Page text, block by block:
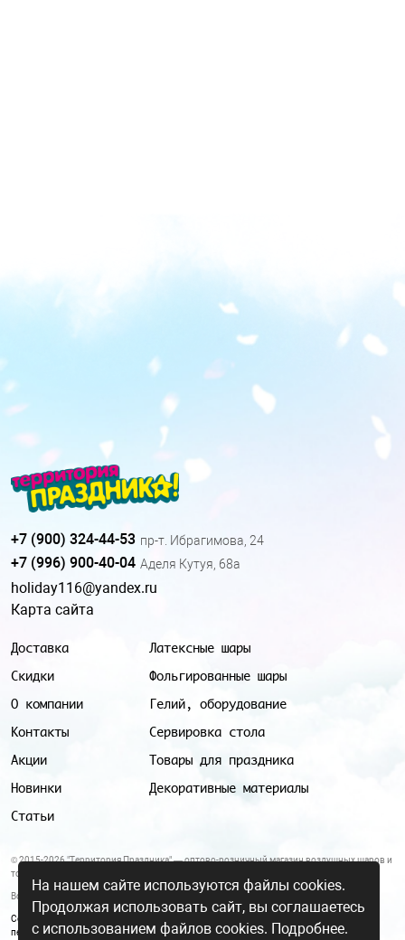
Доставка
Скидки
О компании
Контакты
Акции
Новинки
Статьи
Латексные шары
Фольгированные шары
Гелий, оборудование
Сервировка стола
Товары для праздника
Декоративные материалы
+7 (900) 324-44-53 пр-т. Ибрагимова, 24
+7 (996) 900-40-04 Аделя Кутуя, 68а
holiday116@yandex.ru
Карта сайта
© 2015-2026 "Территория Праздника" — оптово-розничный магазин воздушных шаров и
товаров для праздника.
Все цены и условия, указанные на данном сайте, не являются публичной офертой.
Согласие на обработку персональных данных
персональных данных
На нашем сайте используются файлы cookies.
Продолжая использовать сайт, вы соглашаетесь
с использованием файлов cookies. Подробнее.